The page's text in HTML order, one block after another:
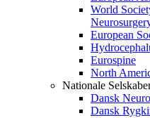
World
European
Eurospine
North
Nationale
Dansk
Dansk